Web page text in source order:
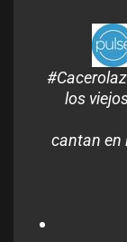
#
los
cantan en